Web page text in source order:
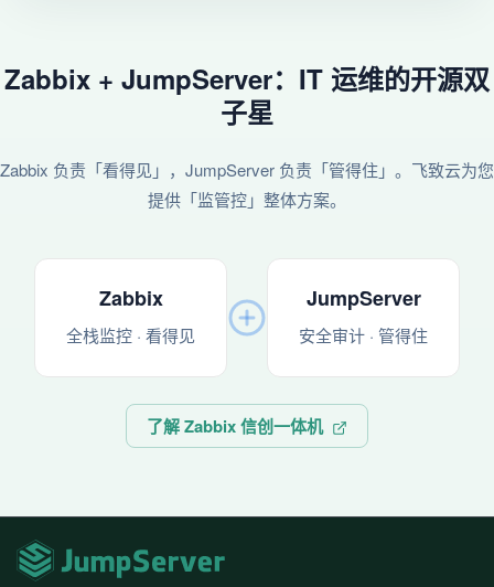
Zabbix + JumpServer：IT 运维的开源双
子星
Zabbix 负责「看得见」，JumpServer 负责「管得住」。飞致云为您
提供「监管控」整体方案。
Zabbix
全栈监控 · 看得见
JumpServer
安全审计 · 管得住
了解 Zabbix 信创一体机